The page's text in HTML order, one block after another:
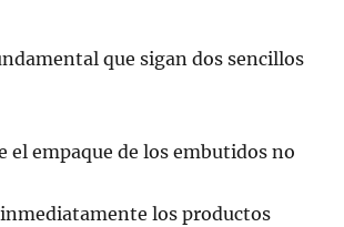
que sigan dos sencillos
el empaque de los embutidos no
los productos